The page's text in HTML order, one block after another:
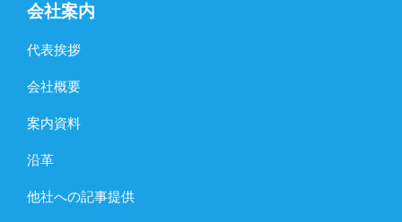
会社案内
代表挨拶
会社概要
案内資料
沿革
他社への記事提供